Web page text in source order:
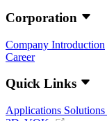
Corporation
Company Introduction
Career
Quick Links
Applications Solutions